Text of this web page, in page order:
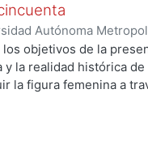
Autónoma
de Información.,
los objetivos de la
y la realidad histórica
la figura femenina a